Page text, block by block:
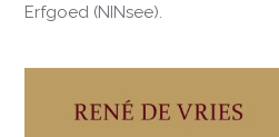
Erfgoed (NINsee).